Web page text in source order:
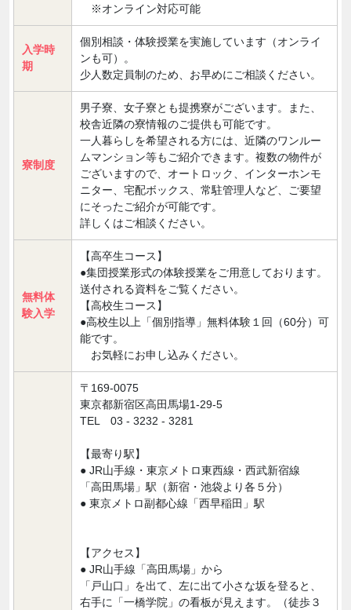
※オンライン対応可能
入学時
期
個別相談・体験授業を実施しています（オンライ
ンも可）。
少人数定員制のため、お早めにご相談ください。
寮制度
男子寮、女子寮とも提携寮がございます。また、
校舎近隣の寮情報のご提供も可能です。
一人暮らしを希望される方には、近隣のワンルー
ムマンション等もご紹介できます。複数の物件が
ございますので、オートロック、インターホンモ
ニター、宅配ボックス、常駐管理人など、ご要望
にそったご紹介が可能です。
詳しくはご相談ください。
無料体
験入学
【高卒生コース】
●集団授業形式の体験授業をご用意しております。
送付される資料をご覧ください。
【高校生コース】
●高校生以上「個別指導」無料体験１回（60分）可
能です。
お気軽にお申し込みください。
〒169-0075
東京都新宿区高田馬場1-29-5
TEL 03 - 3232 - 3281
【最寄り駅】
● JR山手線・東京メトロ東西線・西武新宿線
「高田馬場」駅（新宿・池袋より各５分）
● 東京メトロ副都心線「西早稲田」駅
【アクセス】
● JR山手線「高田馬場」から
「戸山口」を出て、左に出て小さな坂を登ると、
右手に「一橋学院」の看板が見えます。（徒歩３